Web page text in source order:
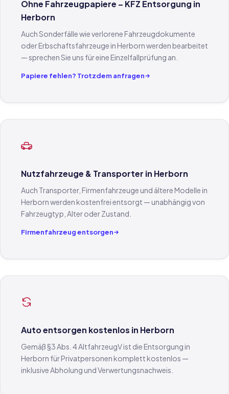
Ohne Fahrzeugpapiere – KFZ Entsorgung in
Herborn
Auch Sonderfälle wie verlorene Fahrzeugdokumente
oder Erbschaftsfahrzeuge in Herborn werden bearbeitet
— sprechen Sie uns für eine Einzelfallprüfung an.
Papiere fehlen? Trotzdem anfragen
Nutzfahrzeuge & Transporter in Herborn
Auch Transporter, Firmenfahrzeuge und ältere Modelle in
Herborn werden kostenfrei entsorgt — unabhängig von
Fahrzeugtyp, Alter oder Zustand.
Firmenfahrzeug entsorgen
Auto entsorgen kostenlos in Herborn
Gemäß §3 Abs. 4 AltfahrzeugV ist die Entsorgung in
Herborn für Privatpersonen komplett kostenlos —
inklusive Abholung und Verwertungsnachweis.